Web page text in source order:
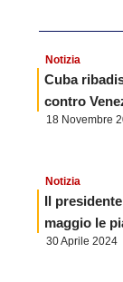
Notizia
Cuba
contro
18 Novembre
Notizia
Il
maggio le
30 Aprile 2024